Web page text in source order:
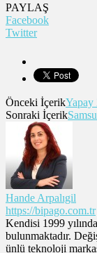
PAYLAŞ
Facebook
Twitter
Önceki İçerikYapay
Sonraki İçerik
Hande Arpalıgil
https://bipago.com.tr
Kendisi 1999
bulunmaktadır.
ünlü teknoloji